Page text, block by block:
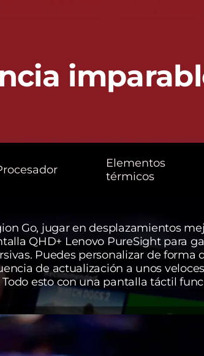
Elementos
térmicos
Go, jugar en desplazamientos
QHD+ Lenovo PureSight para
Puedes personalizar de
de actualización a unos
esto con una pantalla táctil